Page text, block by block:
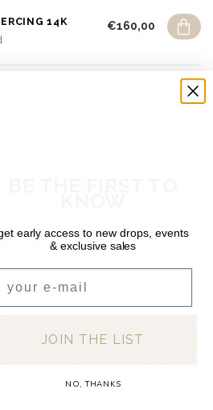
14K
€160,00
PIERCING 18K
PIERCING 14K
over €150 (Benelux)
(NL & BE)
costs per country, please visit
page.
early access to new drops, events
& exclusive sales
JOIN THE LIST
NO, THANKS